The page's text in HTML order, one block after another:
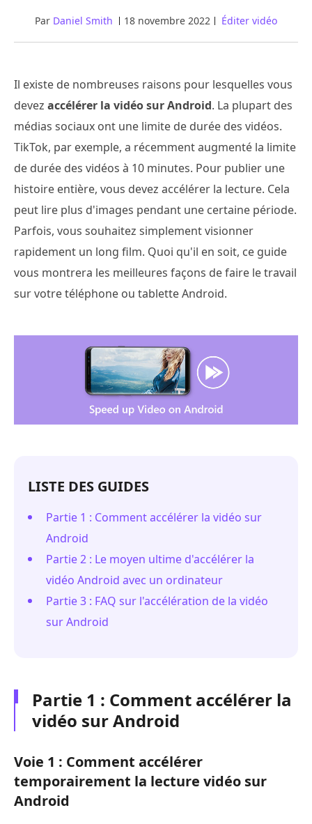
Par Daniel Smith 18 novembre 2022 Éditer vidéo
Il existe de nombreuses raisons pour lesquelles vous
devez accélérer la vidéo sur Android. La plupart des
médias sociaux ont une limite de durée des vidéos.
TikTok, par exemple, a récemment augmenté la limite
de durée des vidéos à 10 minutes. Pour publier une
histoire entière, vous devez accélérer la lecture. Cela
peut lire plus d'images pendant une certaine période.
Parfois, vous souhaitez simplement visionner
rapidement un long film. Quoi qu'il en soit, ce guide
vous montrera les meilleures façons de faire le travail
sur votre téléphone ou tablette Android.
LISTE DES GUIDES
Partie 1 : Comment accélérer la vidéo sur
Android
Partie 2 : Le moyen ultime d'accélérer la
vidéo Android avec un ordinateur
Partie 3 : FAQ sur l'accélération de la vidéo
sur Android
Partie 1 : Comment accélérer la
vidéo sur Android
Voie 1 : Comment accélérer
temporairement la lecture vidéo sur
Android